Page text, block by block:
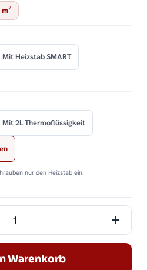
Mit Heizstab SMART
Mit 2L Thermoflüssigkeit
nur den Heizstab ein.
Warenkorb